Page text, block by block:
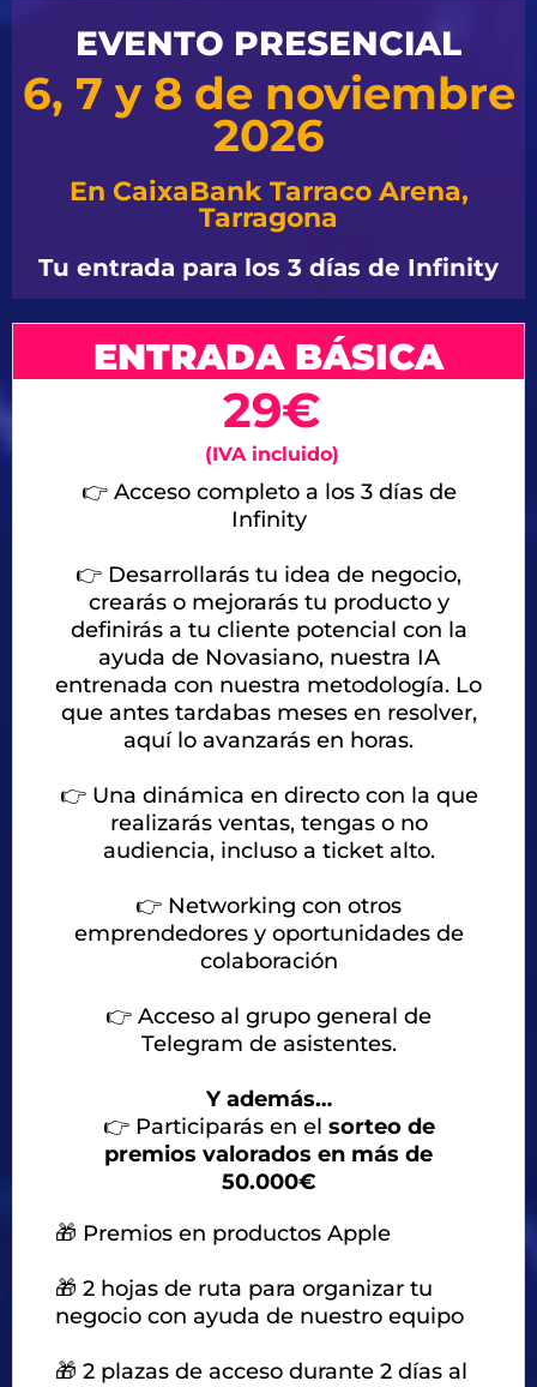
EVENTO PRESENCIAL
6, 7 y 8 de noviembre
2026
En CaixaBank Tarraco Arena,
Tarragona
Tu entrada para los 3 días de Infinity
ENTRADA BÁSICA
29€
(IVA incluido)
👉 Acceso completo a los 3 días de
Infinity
👉 Desarrollarás tu idea de negocio,
crearás o mejorarás tu producto y
definirás a tu cliente potencial con la
ayuda de Novasiano, nuestra IA
entrenada con nuestra metodología. Lo
que antes tardabas meses en resolver,
aquí lo avanzarás en horas.
👉 Una dinámica en directo con la que
realizarás ventas, tengas o no
audiencia, incluso a ticket alto.
👉 Networking con otros
emprendedores y oportunidades de
colaboración
👉 Acceso al grupo general de
Telegram de asistentes.
Y además…
👉 Participarás en el sorteo de
premios valorados en más de
50.000€
🎁 Premios en productos Apple
🎁 2 hojas de ruta para organizar tu
negocio con ayuda de nuestro equipo
🎁 2 plazas de acceso durante 2 días al